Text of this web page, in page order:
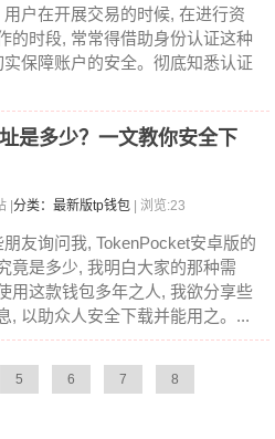
户在开展交易的时候, 在进行资
的时段, 常常得借助身份认证这种
实保障账户的安全。彻底知悉认证
是多少？一文教你安全下
| 分类：最新版tp钱包 | 浏览:23
友询问我, TokenPocket安卓版的
竟是多少, 我明白大家的那种需
用这款钱包多年之人, 我欲分享些
, 以助众人安全下载并能用之。...
5 6 7 8